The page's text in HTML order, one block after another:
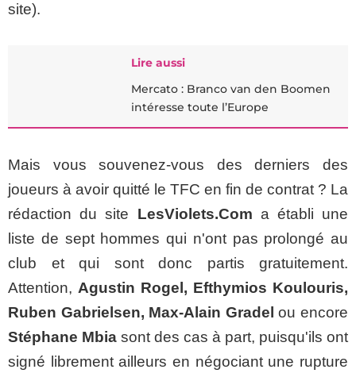
site).
Lire aussi
Mercato : Branco van den Boomen
intéresse toute l’Europe
Mais vous souvenez-vous des derniers des
joueurs à avoir quitté le TFC en fin de contrat ? La
rédaction du site LesViolets.Com a établi une
liste de sept hommes qui n'ont pas prolongé au
club et qui sont donc partis gratuitement.
Attention, Agustin Rogel, Efthymios Koulouris,
Ruben Gabrielsen, Max-Alain Gradel ou encore
Stéphane Mbia sont des cas à part, puisqu'ils ont
signé librement ailleurs en négociant une rupture